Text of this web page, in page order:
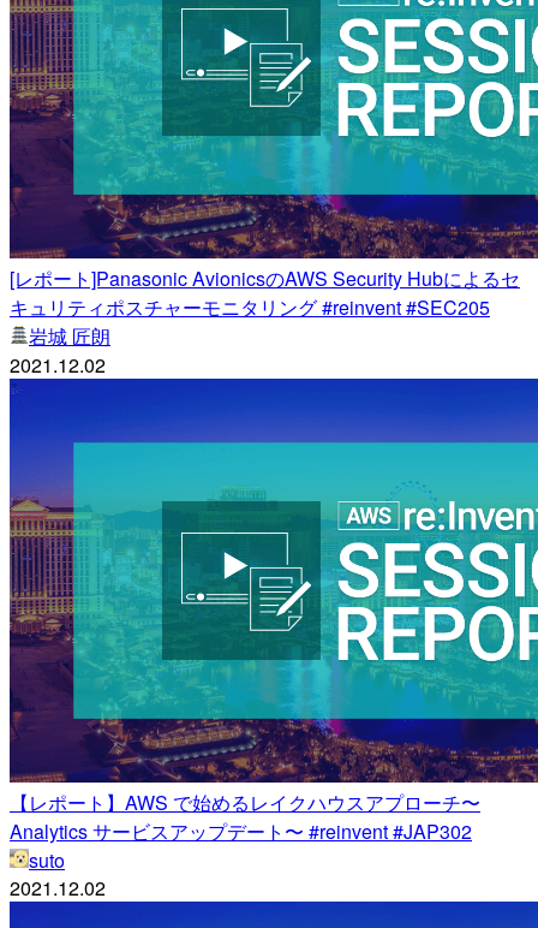
[レポート]Panasonic AvionicsのAWS Security Hubによるセ
キュリティポスチャーモニタリング #reinvent #SEC205
岩城 匠朗
2021.12.02
【レポート】AWS で始めるレイクハウスアプローチ〜
Analytics サービスアップデート〜 #reinvent #JAP302
suto
2021.12.02